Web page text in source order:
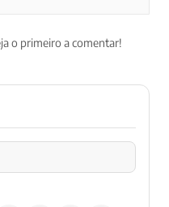
o primeiro a comentar!